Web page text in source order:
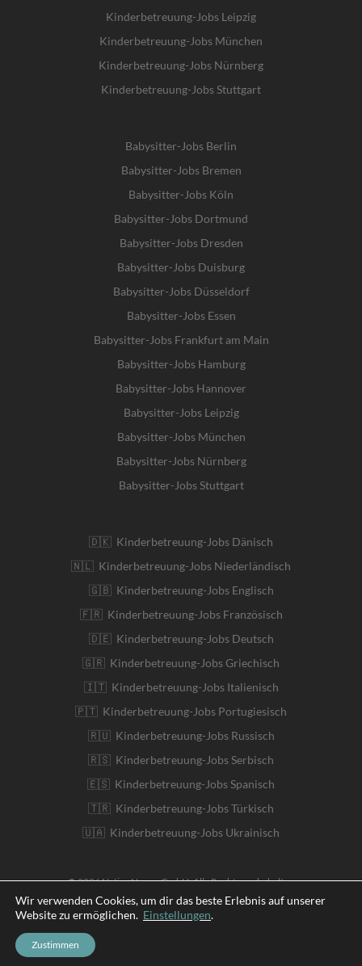
Kinderbetreuung-Jobs Leipzig
Kinderbetreuung-Jobs München
Kinderbetreuung-Jobs Nürnberg
Kinderbetreuung-Jobs Stuttgart
Babysitter-Jobs Berlin
Babysitter-Jobs Bremen
Babysitter-Jobs Köln
Babysitter-Jobs Dortmund
Babysitter-Jobs Dresden
Babysitter-Jobs Duisburg
Babysitter-Jobs Düsseldorf
Babysitter-Jobs Essen
Babysitter-Jobs Frankfurt am Main
Babysitter-Jobs Hamburg
Babysitter-Jobs Hannover
Babysitter-Jobs Leipzig
Babysitter-Jobs München
Babysitter-Jobs Nürnberg
Babysitter-Jobs Stuttgart
🇩🇰 Kinderbetreuung-Jobs Dänisch
🇳🇱 Kinderbetreuung-Jobs Niederländisch
🇬🇧 Kinderbetreuung-Jobs Englisch
🇫🇷 Kinderbetreuung-Jobs Französisch
🇩🇪 Kinderbetreuung-Jobs Deutsch
🇬🇷 Kinderbetreuung-Jobs Griechisch
🇮🇹 Kinderbetreuung-Jobs Italienisch
🇵🇹 Kinderbetreuung-Jobs Portugiesisch
🇷🇺 Kinderbetreuung-Jobs Russisch
🇷🇸 Kinderbetreuung-Jobs Serbisch
🇪🇸 Kinderbetreuung-Jobs Spanisch
🇹🇷 Kinderbetreuung-Jobs Türkisch
🇺🇦 Kinderbetreuung-Jobs Ukrainisch
© 2026 Native Nanny GmbH. Alle Rechte vorbehalten
Wir verwenden Cookies, um dir das beste Erlebnis auf unserer
Website zu ermöglichen. Einstellungen.
Zustimmen
English